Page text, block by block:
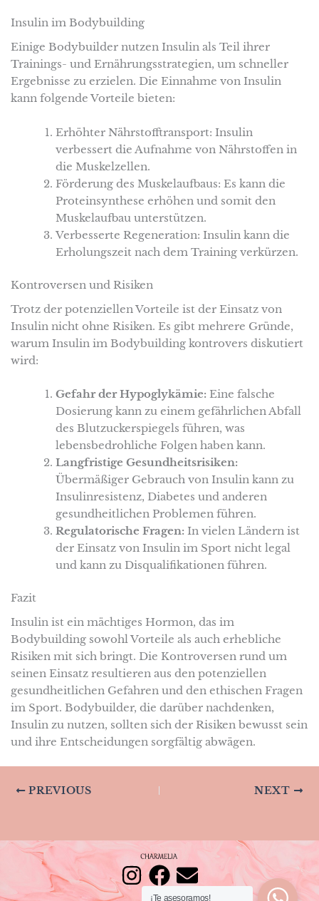
Insulin im Bodybuilding
Einige Bodybuilder nutzen Insulin als Teil ihrer
Trainings- und Ernährungsstrategien, um schneller
Ergebnisse zu erzielen. Die Einnahme von Insulin
kann folgende Vorteile bieten:
Erhöhter Nährstofftransport: Insulin
verbessert die Aufnahme von Nährstoffen in
die Muskelzellen.
Förderung des Muskelaufbaus: Es kann die
Proteinsynthese erhöhen und somit den
Muskelaufbau unterstützen.
Verbesserte Regeneration: Insulin kann die
Erholungszeit nach dem Training verkürzen.
Kontroversen und Risiken
Trotz der potenziellen Vorteile ist der Einsatz von
Insulin nicht ohne Risiken. Es gibt mehrere Gründe,
warum Insulin im Bodybuilding kontrovers diskutiert
wird:
Gefahr der Hypoglykämie: Eine falsche
Dosierung kann zu einem gefährlichen Abfall
des Blutzuckerspiegels führen, was
lebensbedrohliche Folgen haben kann.
Langfristige Gesundheitsrisiken:
Übermäßiger Gebrauch von Insulin kann zu
Insulinresistenz, Diabetes und anderen
gesundheitlichen Problemen führen.
Regulatorische Fragen: In vielen Ländern ist
der Einsatz von Insulin im Sport nicht legal
und kann zu Disqualifikationen führen.
Fazit
Insulin ist ein mächtiges Hormon, das im
Bodybuilding sowohl Vorteile als auch erhebliche
Risiken mit sich bringt. Die Kontroversen rund um
seinen Einsatz resultieren aus den potenziellen
gesundheitlichen Gefahren und den ethischen Fragen
im Sport. Bodybuilder, die darüber nachdenken,
Insulin zu nutzen, sollten sich der Risiken bewusst sein
und ihre Entscheidungen sorgfältig abwägen.
PREVIOUS NEXT
I
F E
¡Te asesoramos!